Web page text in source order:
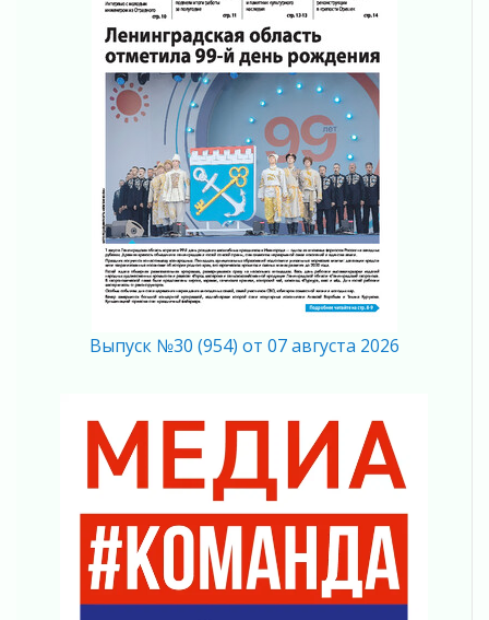
04 августа 2026
Регион готовится к выборам
04 августа 2026
Никакого принуждения, только письменное
согласие
Без риска для здоровья и кошелька
04 августа 2026
Важная информация
04 августа 2026
Что делать со сбережениями
04 августа 2026
Награды нашли строителей
03 августа 2026
03 августа 2026
Поддержка волонтерских объединений
03 августа 2026
Ладожский мост полностью закроют на два
03 августа 2026
Музеи Ленобласти обновляют пространства
03 августа 2026
Выпуск №30 (954) от 07 августа 2026